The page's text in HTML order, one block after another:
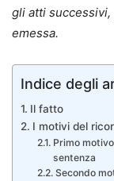
gli atti
emessa.
Indice degli
Il fatto
I motivi del
Primo
sentenza
Secondo